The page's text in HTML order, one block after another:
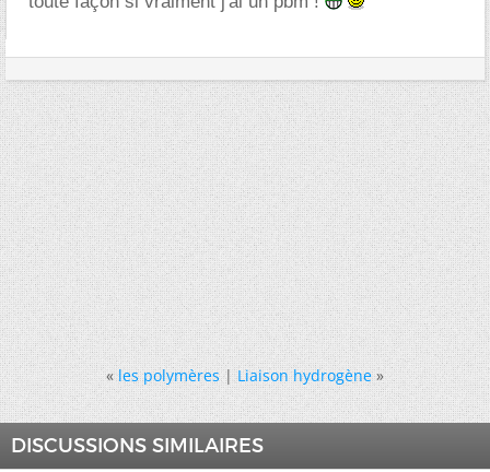
« les polymères|Liaison hydrogène »
DISCUSSIONS SIMILAIRES